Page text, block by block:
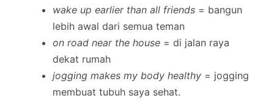
wake up earlier than all friends = bangun
lebih awal dari semua teman
on road near the house = di jalan raya
dekat rumah
jogging makes my body healthy = jogging
membuat tubuh saya sehat.